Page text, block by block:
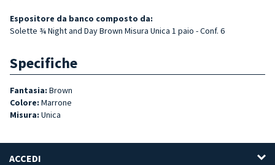
Espositore da banco composto da:
Solette ¾ Night and Day Brown Misura Unica 1 paio - Conf. 6
Specifiche
Fantasia: Brown
Colore: Marrone
Misura: Unica
ACCEDI